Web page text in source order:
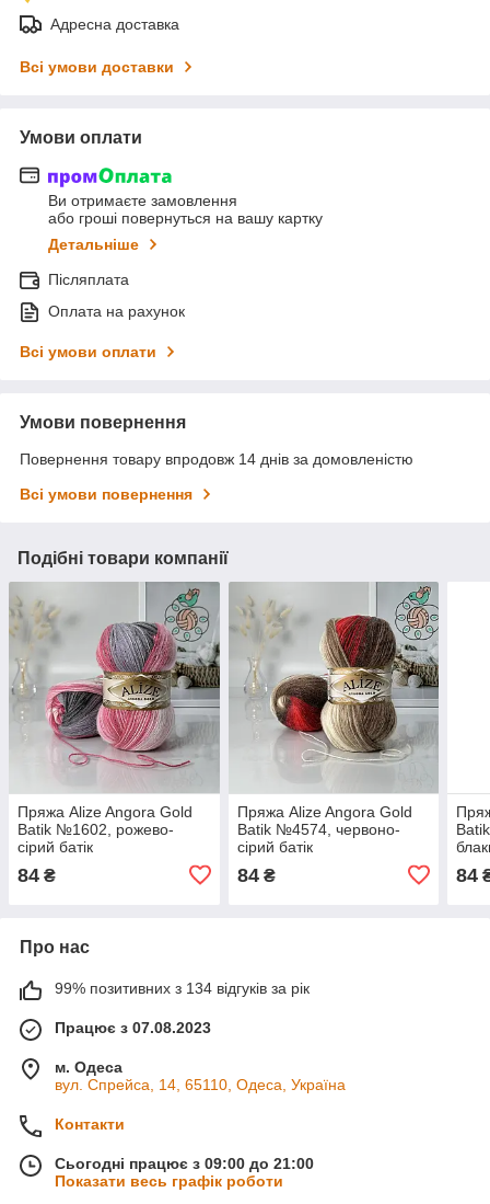
Адресна доставка
Всі умови доставки
Умови оплати
Ви отримаєте замовлення
або гроші повернуться на вашу картку
Детальніше
Післяплата
Оплата на рахунок
Всі умови оплати
Умови повернення
Повернення товару впродовж 14 днів за домовленістю
Всі умови повернення
Подібні товари компанії
Пряжа Alize Angora Gold
Batik №1602, рожево-
сірий батік
84 ₴
Пряжа Alize Angora Gold
Batik №4574, червоно-
сірий батік
84₴ 84
Про нас
99% позитивних з 134 відгуків за рік
Працює з 07.08.2023
м. Одеса
вул. Спрейса, 14, 65110, Одеса, Україна
Контакти
Сьогодні працює з 09:00 до 21:00
Показати весь графік роботи